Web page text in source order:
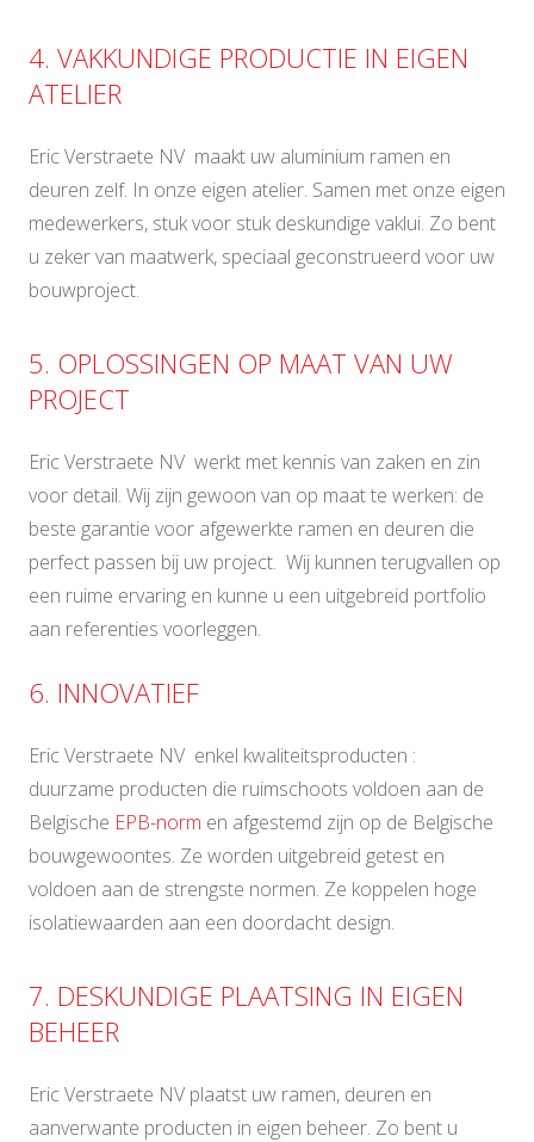
4. VAKKUNDIGE PRODUCTIE IN EIGEN
ATELIER
Eric Verstraete NV maakt uw aluminium ramen en
deuren zelf. In onze eigen atelier. Samen met onze eigen
medewerkers, stuk voor stuk deskundige vaklui. Zo bent
u zeker van maatwerk, speciaal geconstrueerd voor uw
bouwproject.
5. OPLOSSINGEN OP MAAT VAN UW
PROJECT
Eric Verstraete NV werkt met kennis van zaken en zin
voor detail. Wij zijn gewoon van op maat te werken: de
beste garantie voor afgewerkte ramen en deuren die
perfect passen bij uw project. Wij kunnen terugvallen op
een ruime ervaring en kunne u een uitgebreid portfolio
aan referenties voorleggen.
6. INNOVATIEF
Eric Verstraete NV enkel kwaliteitsproducten :
duurzame producten die ruimschoots voldoen aan de
Belgische EPB-norm en afgestemd zijn op de Belgische
bouwgewoontes. Ze worden uitgebreid getest en
voldoen aan de strengste normen. Ze koppelen hoge
isolatiewaarden aan een doordacht design.
7. DESKUNDIGE PLAATSING IN EIGEN
BEHEER
Eric Verstraete NV plaatst uw ramen, deuren en
aanverwante producten in eigen beheer. Zo bent u